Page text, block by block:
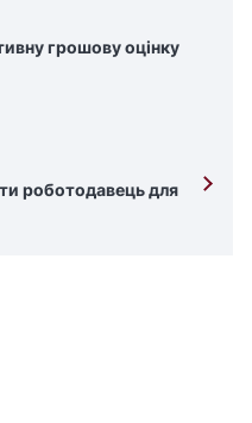
грошову оцінку
роботодавець для